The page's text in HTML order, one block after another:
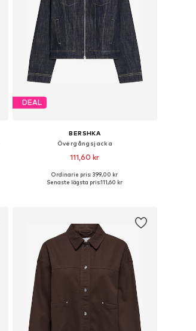
DEAL
BERSHKA
Övergångsjacka
111,60 kr
Tillgängliga storlekar: XS, S, M, L
Ordinarie pris: 399,00 kr
Senaste lägsta pris:111,60 kr